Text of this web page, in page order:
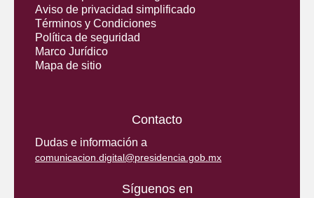
Aviso de privacidad simplificado
Términos y Condiciones
Política de seguridad
Marco Jurídico
Mapa de sitio
Contacto
Dudas e información a
comunicacion.digital@presidencia.gob.mx
Síguenos en